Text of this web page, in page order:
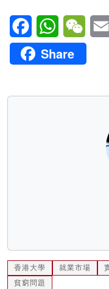
FacebookWhatsApp
Share
香港大學 就業市場
貧窮問題